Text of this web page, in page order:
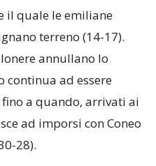
è una lotta a chi tira
sfidano in un botta e
quale le emiliane
terreno (14-17).
annullano lo
continua ad essere
a quando, arrivati ai